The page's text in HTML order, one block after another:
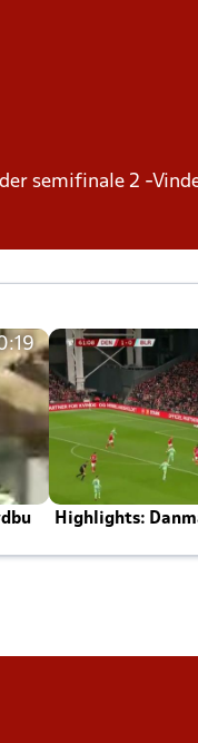
semifinale 2 -
Highlights: